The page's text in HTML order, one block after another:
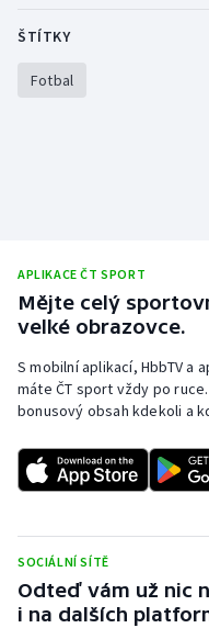
ŠTÍTKY
Fotbal
APLIKACE ČT SPORT
Mějte celý
velké obrazovce.
S mobilní aplikací, HbbTV a
máte ČT sport vždy po
bonusový obsah kdekoli a
SOCIÁLNÍ SÍTĚ
Odteď vám už nic
i na dalších